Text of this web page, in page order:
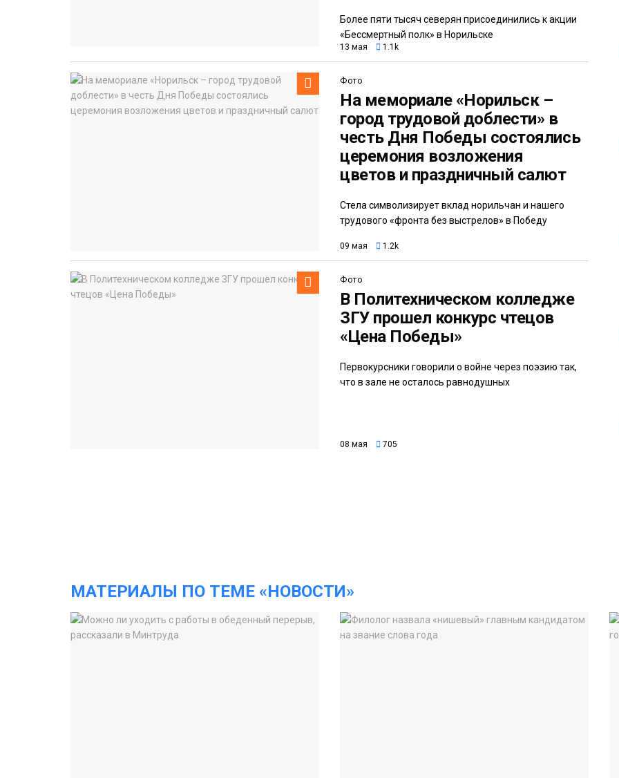
Более пяти тысяч северян присоединились к акции
«Бессмертный полк» в Норильске
13 мая 1.1k
Фото
На мемориале «Норильск –
город трудовой доблести» в
честь Дня Победы состоялись
церемония возложения
цветов и праздничный салют
Стела символизирует вклад норильчан и нашего
трудового «фронта без выстрелов» в Победу
09 мая 1.2k
Фото
В Политехническом колледже
ЗГУ прошел конкурс чтецов
«Цена Победы»
Первокурсники говорили о войне через поэзию так,
что в зале не осталось равнодушных
08 мая 705
МАТЕРИАЛЫ ПО ТЕМЕ «НОВОСТИ»